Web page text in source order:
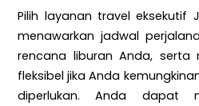
Pilih layanan travel eksekutif
menawarkan jadwal
rencana liburan Anda, serta
fleksibel jika Anda
diperlukan. Anda dapat